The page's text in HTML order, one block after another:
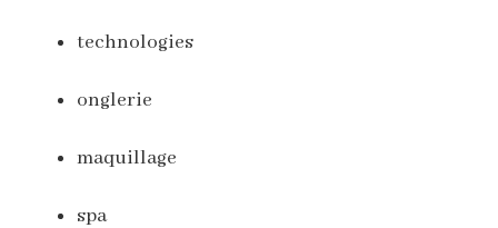
technologies
onglerie
maquillage
spa